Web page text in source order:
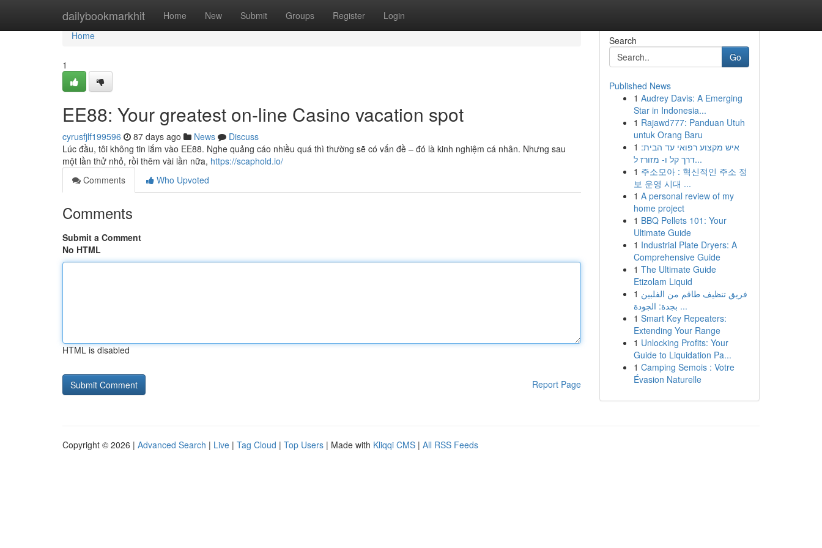
dailybookmarkhit Home New Submit Groups Register Login
Home
Home
1
EE88: Your greatest on-line Casino vacation spot
cyrusfjlf199596 87 days ago News
Discuss
Lúc đầu, tôi không tin lắm vào EE88. Nghe quảng cáo nhiều quá thì thường sẽ có vấn đề – đó là kinh nghiệm cá nhân. Nhưng sau
một lần thử nhỏ, rồi thêm vài lần nữa, https://scaphold.io/
Comments
Who Upvoted
Comments
Submit a Comment
No HTML
HTML is disabled
Report Page
Search
Go
Published News
1 Audrey Davis: A Emerging
Star in Indonesia...
1 Rajawd777: Panduan Utuh
untuk Orang Baru
1 איש מקצוע רפואי עד הבית:
דרך קל ו- מזורז ל...
1 주소모아 : 혁신적인 주소 정
보 운영 시대 ...
1 A personal review of my
home project
1 BBQ Pellets 101: Your
Ultimate Guide
1 Industrial Plate Dryers: A
Comprehensive Guide
1 The Ultimate Guide
Etizolam Liquid
1 فريق تنظيف طاقم من الفلبين
بجدة: الجودة ...
1 Smart Key Repeaters:
Extending Your Range
1 Unlocking Profits: Your
Guide to Liquidation Pa...
1 Camping Semois : Votre
Évasion Naturelle
Copyright © 2026 | Advanced Search | Live | Tag Cloud | Top Users | Made with Kliqqi CMS | All RSS Feeds